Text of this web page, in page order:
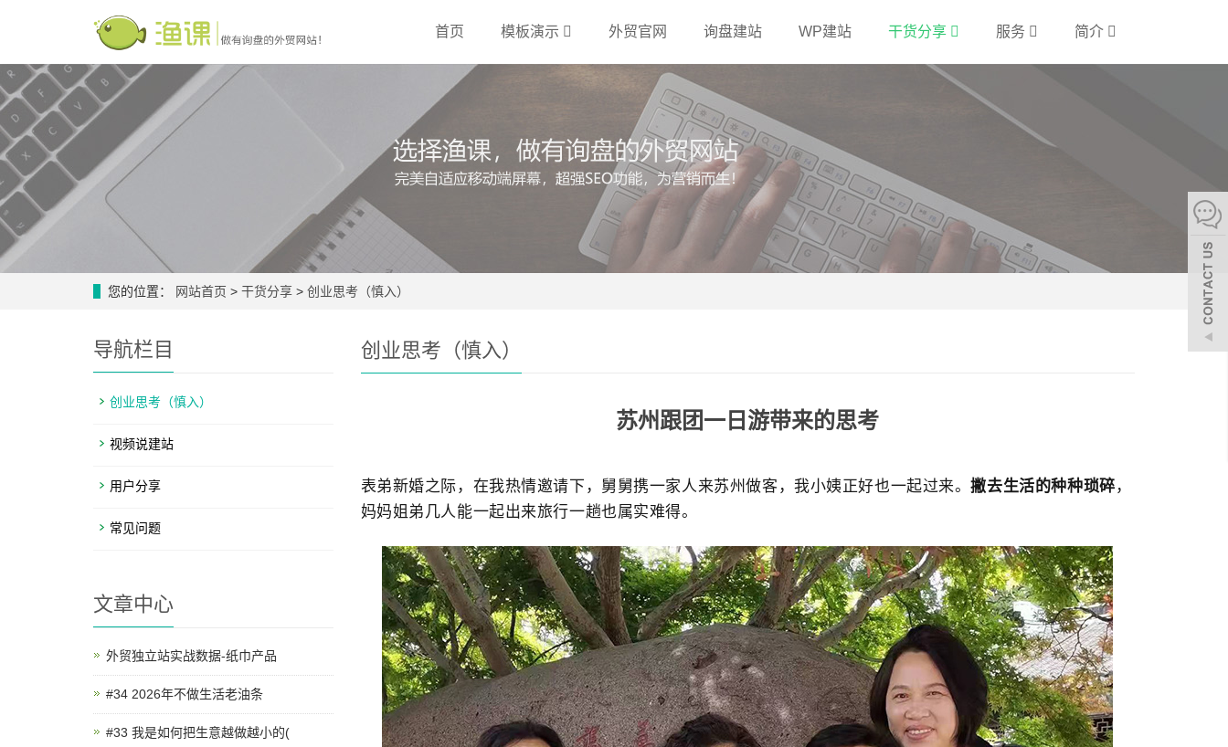
首页 模板演示 外贸官网 询盘建站 WP建站 干货分享 服务 简介
您的位置： 网站首页 > 干货分享 > 创业思考（慎入）
创业思考（慎入）
苏州跟团一日游带来的思考
表弟新婚之际，在我热情邀请下，舅舅携一家人来苏州做客，我小姨正好也一起过来。撇去生活的种种琐碎，
妈妈姐弟几人能一起出来旅行一趟也属实难得。
导航栏目
创业思考（慎入）
视频说建站
用户分享
常见问题
文章中心
外贸独立站实战数据-纸巾产品
#34 2026年不做生活老油条
#33 我是如何把生意越做越小的(